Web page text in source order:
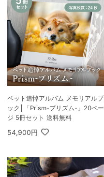
ペット追悼アルバム メモリアルブ
ック│「Prism-プリズム-」20ペー
ジ 5冊セット 送料無料
54,900円